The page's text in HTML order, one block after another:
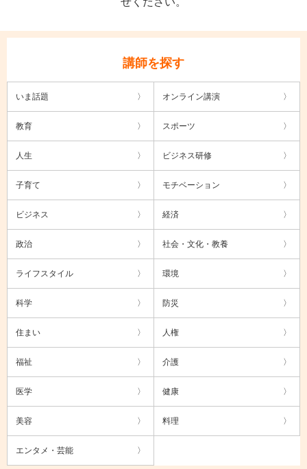
講師を探す
いま話題 オンライン講演
教育 スポーツ
人生 ビジネス研修
子育て モチベーション
ビジネス 経済
政治 社会・文化・教養
ライフスタイル 環境
科学 防災
住まい 人権
福祉 介護
医学 健康
美容 料理
エンタメ・芸能